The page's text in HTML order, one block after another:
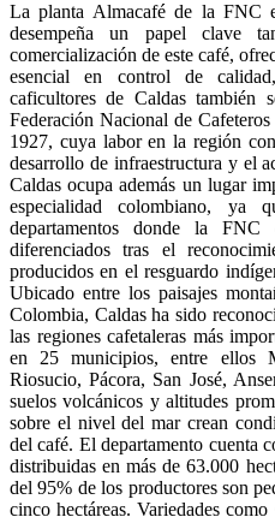
La planta Almacafé de la FNC
desempeña un papel clave
comercialización de este café,
esencial en control de
caficultores de Caldas también
Federación Nacional de
1927, cuya labor en la región
desarrollo de infraestructura y el
Caldas ocupa además un lugar
especialidad colombiano,
departamentos donde la FNC
diferenciados tras el
producidos en el resguardo
Ubicado entre los paisajes
Colombia, Caldas ha sido
las regiones cafetaleras más
en 25 municipios, entre ellos
Riosucio, Pácora, San José,
suelos volcánicos y altitudes
sobre el nivel del mar crean
del café. El departamento cuenta
distribuidas en más de 63.000
del 95% de los productores son
cinco hectáreas. Variedades